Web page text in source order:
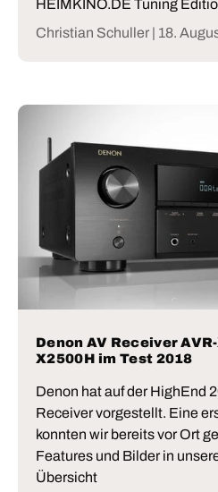
HEIMKINO.DE Tuning
Christian Schuller | 18.
Denon AV Receiver
X2500H im Test 2018
Denon hat auf der HighEnd
Receiver vorgestellt. Eine
konnten wir bereits vor Ort
Features und Bilder in
Übersicht